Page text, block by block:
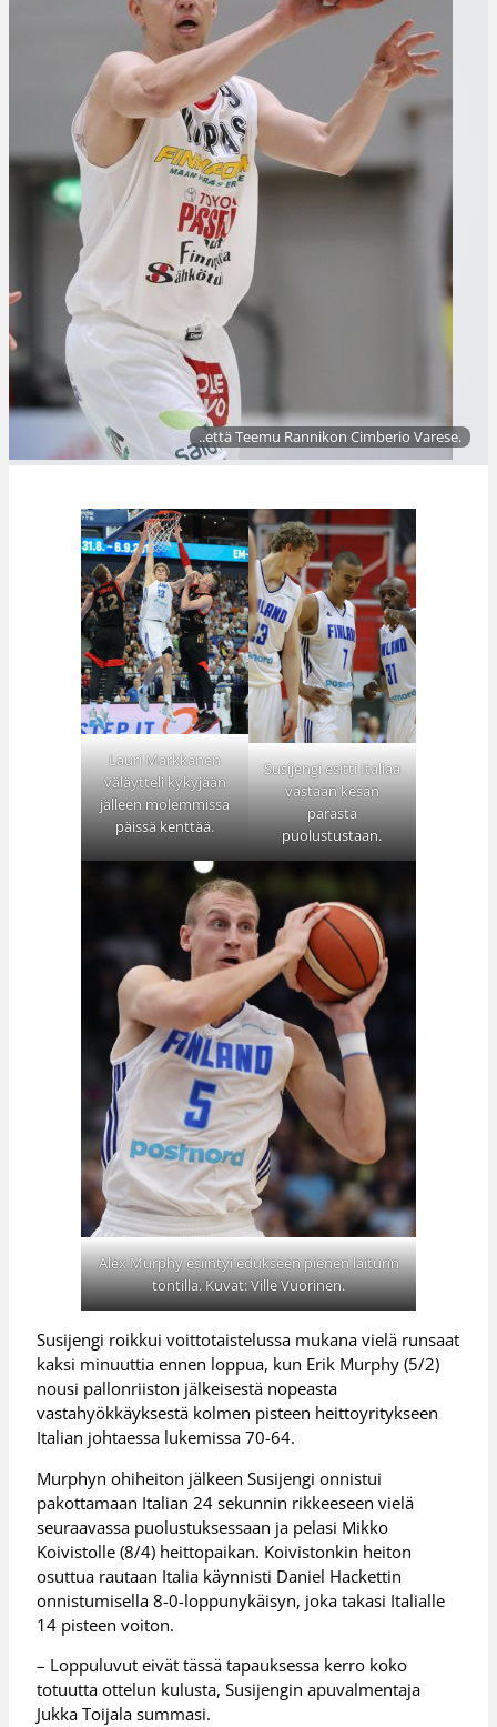
..että Teemu Rannikon Cimberio Varese.
Lauri Markkanen
väläytteli kykyjään
jälleen molemmissa
päissä kenttää.
Susijengi esitti Italiaa
vastaan kesän
parasta
puolustustaan.
Alex Murphy esiintyi edukseen pienen laiturin
tontilla. Kuvat: Ville Vuorinen.
Susijengi roikkui voittotaistelussa mukana vielä runsaat
kaksi minuuttia ennen loppua, kun Erik Murphy (5/2)
nousi pallonriiston jälkeisestä nopeasta
vastahyökkäyksestä kolmen pisteen heittoyritykseen
Italian johtaessa lukemissa 70-64.
Murphyn ohiheiton jälkeen Susijengi onnistui
pakottamaan Italian 24 sekunnin rikkeeseen vielä
seuraavassa puolustuksessaan ja pelasi Mikko
Koivistolle (8/4) heittopaikan. Koivistonkin heiton
osuttua rautaan Italia käynnisti Daniel Hackettin
onnistumisella 8-0-loppunykäisyn, joka takasi Italialle
14 pisteen voiton.
– Loppuluvut eivät tässä tapauksessa kerro koko
totuutta ottelun kulusta, Susijengin apuvalmentaja
Jukka Toijala summasi.